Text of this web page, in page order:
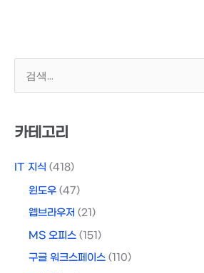
상
카테고리
IT 지식 (418)
윈도우 (47)
웹브라우저 (21)
MS 오피스 (151)
구글 워크스페이스 (110)